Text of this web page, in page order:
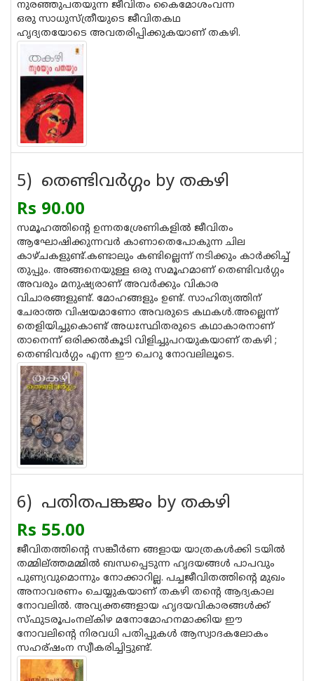
നുരഞ്ഞുപതയുന്ന ജീവിതം കൈമോശംവന്ന
ഒരു സാധുസ്ത്രീയുടെ ജീവിതകഥ
ഹൃദ്യതയോടെ അവതരിപ്പിക്കുകയാണ് തകഴി.
5) തെണ്ടിവര്‍ഗ്ഗം by തകഴി
Rs 90.00
സമൂഹത്തിന്റെ ഉന്നതശ്രേണികളില്‍ ജീവിതം
ആഘോഷിക്കുന്നവര്‍ കാണാതെപോകുന്ന ചില
കാഴ്ചകളുണ്ട്.കണ്ടാലും കണ്ടില്ലെന്ന് നടിക്കും കാര്‍ക്കിച്ച്
തുപ്പും. അങ്ങനെയുള്ള ഒരു സമൂഹമാണ് തെണ്ടിവര്‍ഗ്ഗം
അവരും മനുഷ്യരാണ് അവര്‍ക്കും വികാര
വിചാരങ്ങളുണ്ട്. മോഹങ്ങളും ഉണ്ട്. സാഹിത്യത്തിന്
ചേരാത്ത വിഷയമാണോ അവരുടെ കഥകള്‍.അല്ലെന്ന്
തെളിയിച്ചുകൊണ്ട് അധഃസ്ഥിതരുടെ കഥാകാരനാണ്
താനെന്ന് ഒരിക്കല്‍കൂടി വിളിച്ചുപറയുകയാണ് തകഴി ;
തെണ്ടിവര്‍ഗ്ഗം എന്ന ഈ ചെറു നോവലിലൂടെ.
6) പതിതപങ്കജം by തകഴി
Rs 55.00
ജീവിതത്തിന്റെ സങ്കീര്‍ണ ങ്ങളായ യാത്രകള്‍ക്കി ടയില്‍
തമ്മില്ത്തമമ്മില്‍ ബന്ധപ്പെടുന്ന ഹൃദയങ്ങള്‍ പാപവും
പുണ്യവുമൊന്നും നോക്കാറില്ല. പച്ചജീവിതത്തിന്റെ മുഖം
അനാവരണം ചെയ്യുകയാണ് തകഴി തന്റെ ആദ്യകാല
നോവലില്‍. അവ്യക്തങ്ങളായ ഹൃദയവികാരങ്ങള്‍ക്ക്
സ്ഫുടരൂപംനല്കിഴ മനോമോഹനമാക്കിയ ഈ
നോവലിന്റെ നിരവധി പതിപ്പുകള്‍ ആസ്വാദകലോകം
സഹര്ഷംന സ്വീകരിച്ചിട്ടുണ്ട്.